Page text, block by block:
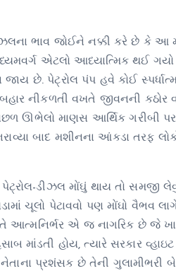
ભાવ જોઈને નક્કી કરે છે કે આ
એટલો આધ્યાત્મિક થઈ
છે. પેટ્રોલ પંપ હવે કોઈ
નીકળતી વખતે જીવનની કઠોર
ઊભેલો માણસ આર્થિક ગરીબી
બાદ મશીનના આંકડા તરફ
પેટ્રોલ-ડીઝલ મોંઘું થાય તો સમજી
ચૂલો પેટાવવો પણ મોંઘો વૈભવ
આત્મનિર્ભર એ જ નાગરિક છે જે
માંડતી હોય, ત્યારે સરકાર વ્હાઇટ
પ્રશંસક છે તેની ગુલામીભરી